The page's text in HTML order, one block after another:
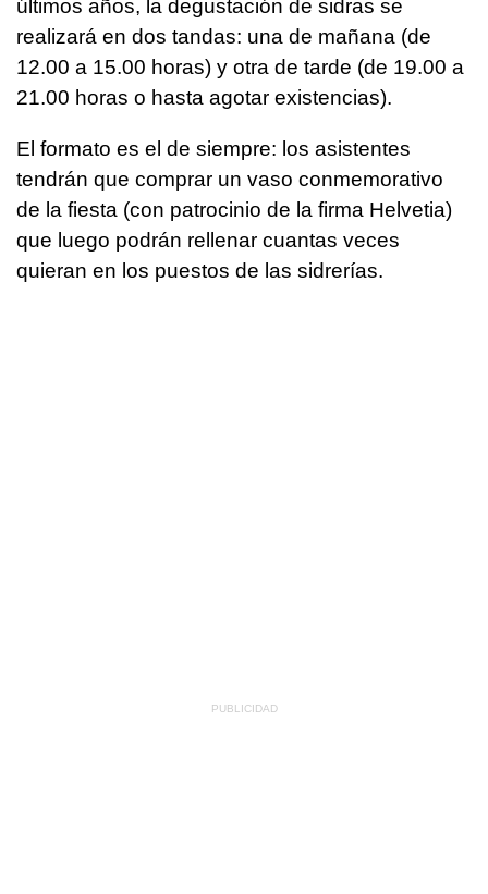
últimos años, la degustación de sidras se
realizará en dos tandas: una de mañana (de
12.00 a 15.00 horas) y otra de tarde (de 19.00 a
21.00 horas o hasta agotar existencias).
El formato es el de siempre: los asistentes
tendrán que comprar un vaso conmemorativo
de la fiesta (con patrocinio de la firma Helvetia)
que luego podrán rellenar cuantas veces
quieran en los puestos de las sidrerías.